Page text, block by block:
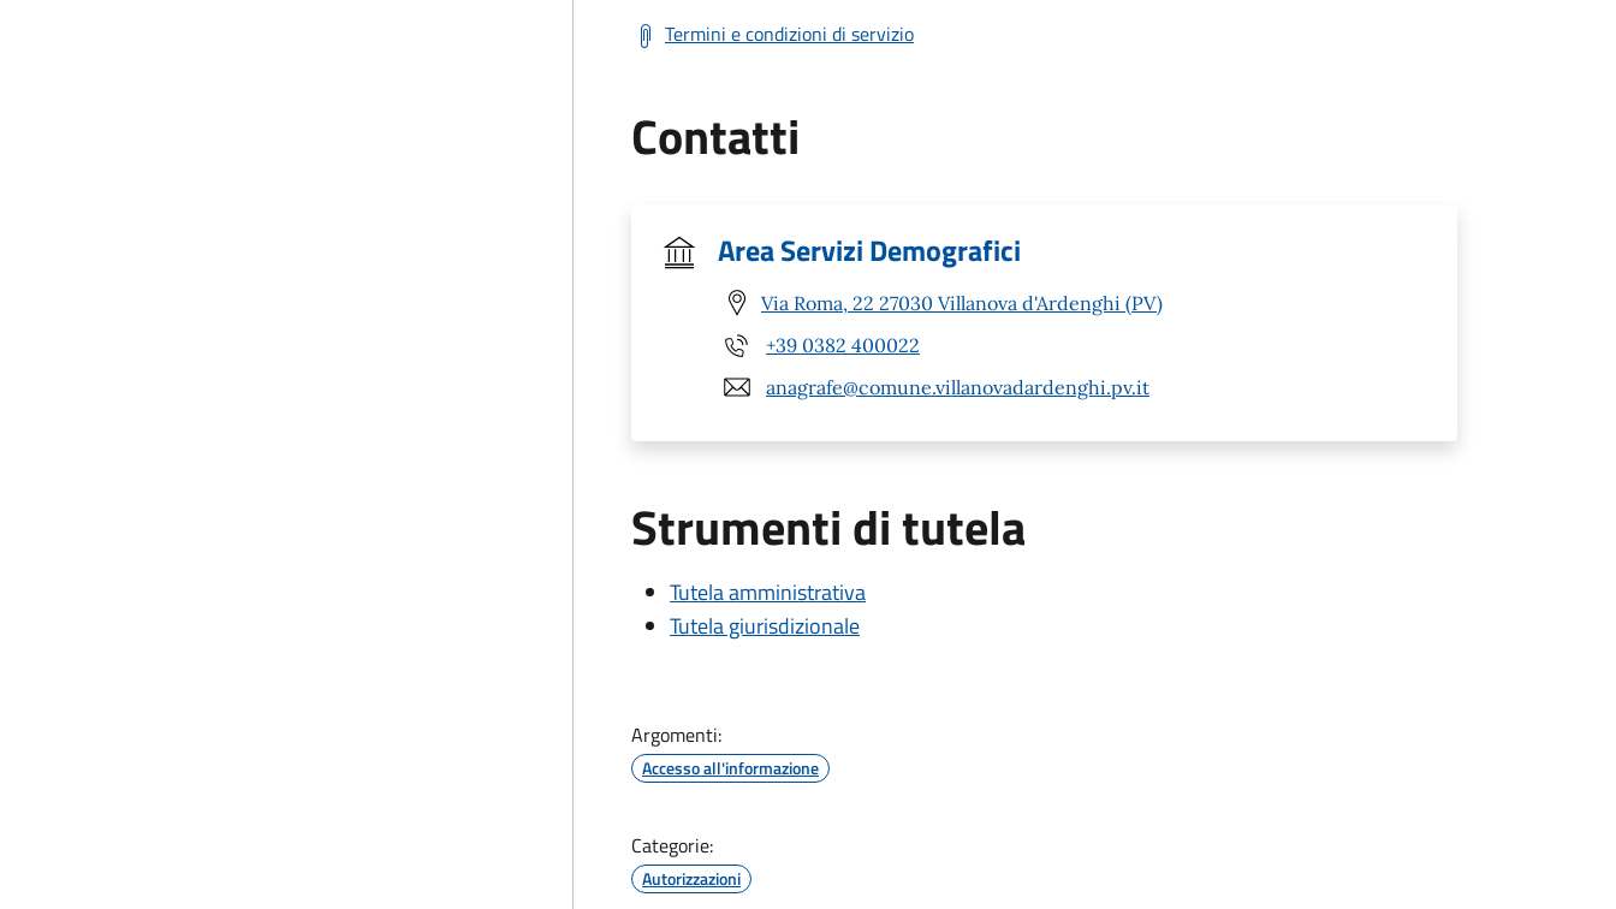
Termini e condizioni di servizio
Contatti
Area Servizi Demografici
Via Roma, 22 27030 Villanova d'Ardenghi (PV)
+39 0382 400022
anagrafe@comune.villanovadardenghi.pv.it
Strumenti di tutela
Tutela amministrativa
Tutela giurisdizionale
Argomenti:
Accesso all'informazione
Categorie:
Autorizzazioni